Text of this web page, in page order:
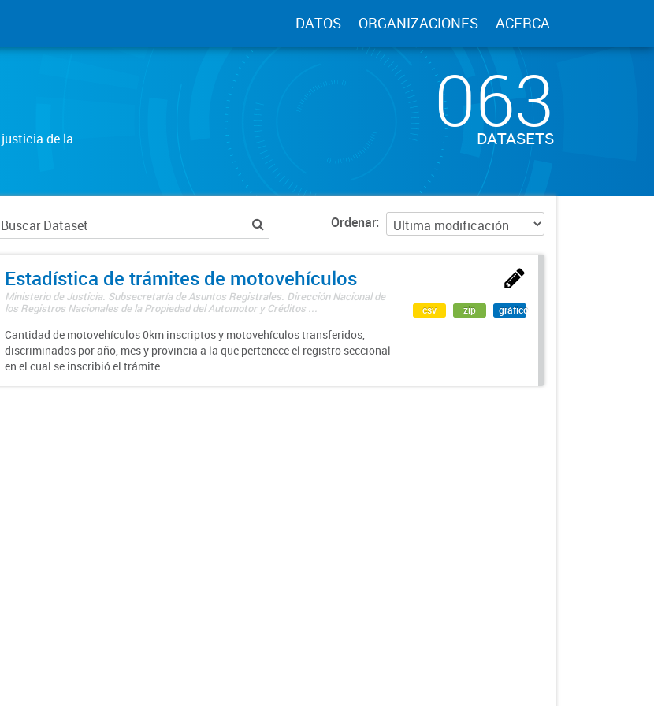
DATOS ORGANIZACIONES ACERCA
de la
063
DATASETS
Ordenar
Estadística de trámites de motovehículos
Ministerio de Justicia. Subsecretaría de Asuntos Registrales. Dirección Nacional de
los Registros Nacionales de la Propiedad del Automotor y Créditos ...
Cantidad de motovehículos 0km inscriptos y motovehículos transferidos,
discriminados por año, mes y provincia a la que pertenece el registro seccional
en el cual se inscribió el trámite.
csv zip gráfico